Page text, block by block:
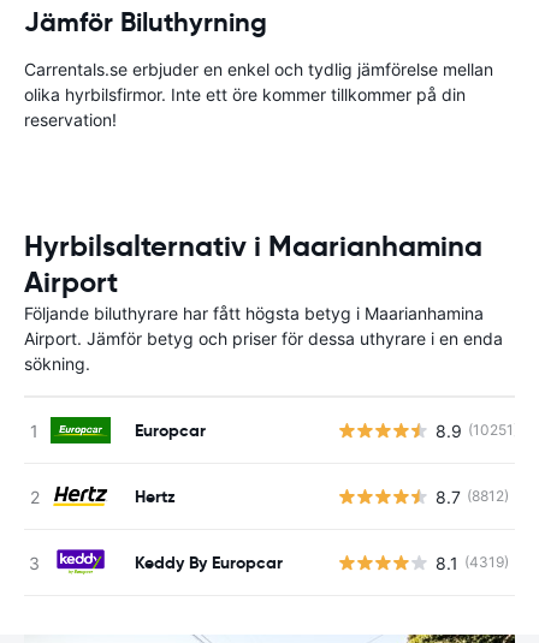
Jämför Biluthyrning
Carrentals.se erbjuder en enkel och tydlig jämförelse mellan
olika hyrbilsfirmor. Inte ett öre kommer tillkommer på din
reservation!
Hyrbilsalternativ i Maarianhamina
Airport
Följande biluthyrare har fått högsta betyg i Maarianhamina
Airport. Jämför betyg och priser för dessa uthyrare i en enda
sökning.
Europcar 8.9 (10251)
Hertz 8.7 (8812)
Keddy By Europcar 8.1 (4319)